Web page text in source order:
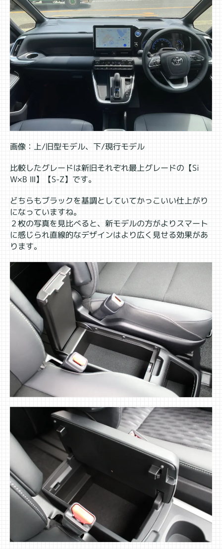
画像：上/旧型モデル、下/現行モデル
比較したグレードは新旧それぞれ最上グレードの【Si
W×B Ⅲ】【S-Z】です。
どちらもブラックを基調としていてかっこいい仕上がり
になっていますね。
２枚の写真を見比べると、新モデルの方がよりスマート
に感じられ直線的なデザインはより広く見せる効果があ
ります。